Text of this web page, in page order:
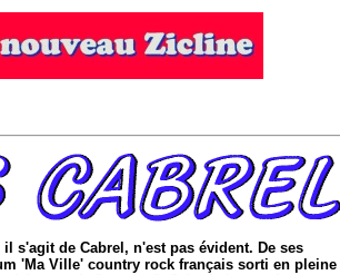
s'agit de Cabrel, n'est pas évident. De ses
'Ma Ville' country rock français sorti en pleine